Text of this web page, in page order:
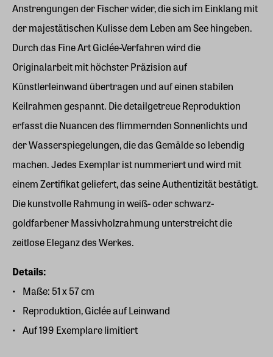
Anstrengungen der Fischer wider, die sich im Einklang mit
der majestätischen Kulisse dem Leben am See hingeben.
Durch das Fine Art Giclée-Verfahren wird die
Originalarbeit mit höchster Präzision auf
Künstlerleinwand übertragen und auf einen stabilen
Keilrahmen gespannt. Die detailgetreue Reproduktion
erfasst die Nuancen des flimmernden Sonnenlichts und
der Wasserspiegelungen, die das Gemälde so lebendig
machen. Jedes Exemplar ist nummeriert und wird mit
einem Zertifikat geliefert, das seine Authentizität bestätigt.
Die kunstvolle Rahmung in weiß- oder schwarz-
goldfarbener Massivholzrahmung unterstreicht die
zeitlose Eleganz des Werkes.
Details:
Maße: 51 x 57 cm
Reproduktion, Giclée auf Leinwand
Auf 199 Exemplare limitiert